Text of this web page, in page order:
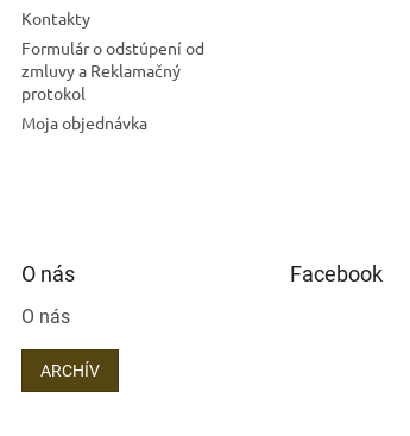
Kontakty
Formulár o odstúpení od
zmluvy a Reklamačný
protokol
Moja objednávka
O nás
O nás
ARCHÍV
Facebook